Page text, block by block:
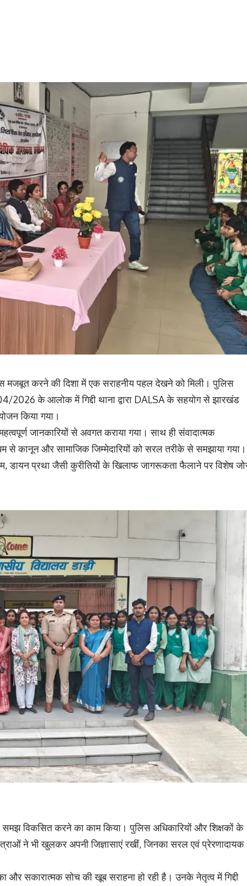
मजबूत करने की दिशा में एक सराहनीय पहल देखने को मिली। पुलिस
2026 के आलोक में गिद्दी थाना द्वारा DALSA के सहयोग से झारखंड
किया गया।
जानकारियों से अवगत कराया गया। साथ ही संवादात्मक
से कानून और सामाजिक जिम्मेदारियों को सरल तरीके से समझाया गया।
डायन प्रथा जैसी कुरीतियों के खिलाफ जागरूकता फैलाने पर विशेष
समझ विकसित करने का काम किया। पुलिस अधिकारियों और शिक्षकों के
ने भी खुलकर अपनी जिज्ञासाएं रखीं, जिनका सरल एवं प्रेरणादायक
और सकारात्मक सोच की खूब सराहना हो रही है। उनके नेतृत्व में गिद्दी